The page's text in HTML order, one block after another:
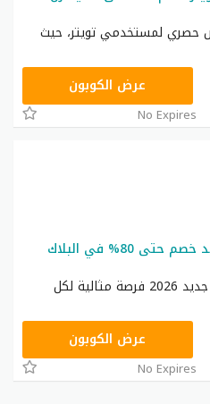
حصري لمستخدمي تويتر، حيث
SAL50عرض الكوبون
No Expires
كود خصم childrensalon جديد خصم حتى 80% في البلاك
يعتبر كود خصم Childrensalon جديد 2026 فرصة مثالية لكل
SALON50عرض الكوبون
No Expires